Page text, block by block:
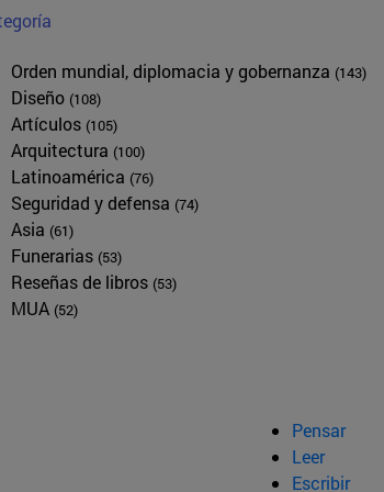
Orden mundial, diplomacia y gobernanza (143)
Diseño (108)
Artículos (105)
Arquitectura (100)
Latinoamérica (76)
Seguridad y defensa (74)
Asia (61)
Funerarias (53)
Reseñas de libros (53)
MUA (52)
Pensar
Leer
Escribir